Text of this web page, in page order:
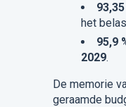
93,35
het
95,9
2029.
De memorie
geraamde